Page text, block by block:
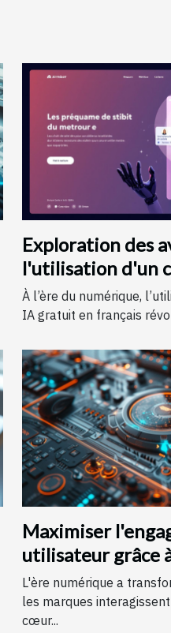
Exploration des
l'utilisation d'un
gratuit en
À l’ère du numérique,
IA gratuit en français
Maximiser
utilisateur grâce
IA sur des pages
L'ère numérique a
les marques
cœur...